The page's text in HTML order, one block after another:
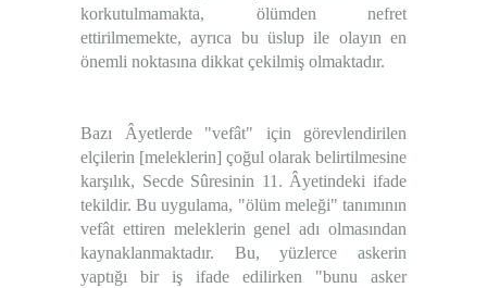
korkutulmamakta, ölümden nefret
ettirilmemekte, ayrıca bu üslup ile olayın en
önemli noktasına dikkat çekilmiş olmaktadır.
Bazı Âyetlerde "vefât" için görevlendirilen
elçilerin [meleklerin] çoğul olarak belirtilmesine
karşılık, Secde Sûresinin 11. Âyetindeki ifade
tekildir. Bu uygulama, "ölüm meleği" tanımının
vefât ettiren meleklerin genel adı olmasından
kaynaklanmaktadır. Bu, yüzlerce askerin
yaptığı bir iş ifade edilirken "bunu asker